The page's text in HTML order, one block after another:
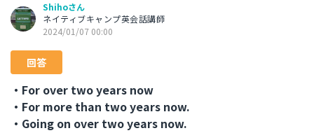
Shihoさん
ネイティブキャンプ英会話講師
2024/01/07 00:00
回答
・For over two years now
・For more than two years now.
・Going on over two years now.